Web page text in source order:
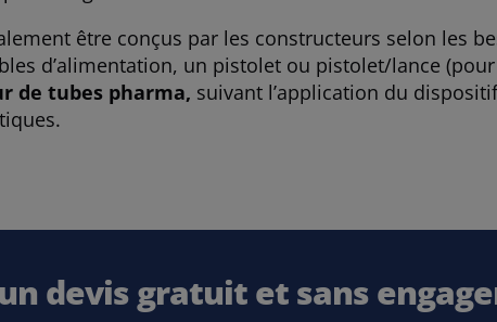
être conçus par les constructeurs selon les
d’alimentation, un pistolet ou pistolet/lance
de tubes pharma, suivant l’application du
devis gratuit et sans